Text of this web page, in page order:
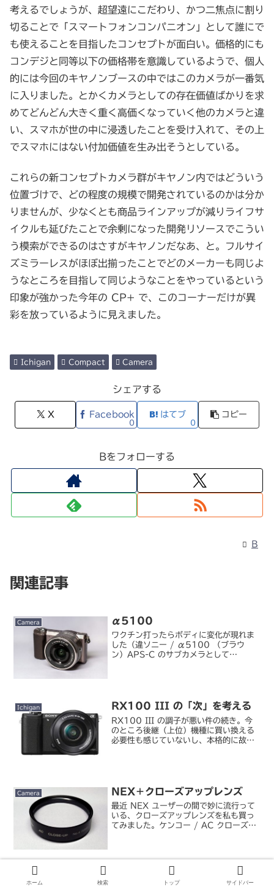
考えるでしょうが、超望遠にこだわり、かつ二焦点に割り
切ることで「スマートフォンコンパニオン」として誰にで
も使えることを目指したコンセプトが面白い。価格的にも
コンデジと同等以下の価格帯を意識しているようで、個人
的には今回のキヤノンブースの中ではこのカメラが一番気
に入りました。とかくカメラとしての存在価値ばかりを求
めてどんどん大きく重く高価くなっていく他のカメラと違
い、スマホが世の中に浸透したことを受け入れて、その上
でスマホにはない付加価値を生み出そうとしている。
これらの新コンセプトカメラ群がキヤノン内ではどういう
位置づけで、どの程度の規模で開発されているのかは分か
りませんが、少なくとも商品ラインアップが減りライフサ
イクルも延びたことで余剰になった開発リソースでこうい
う模索ができるのはさすがキヤノンだなあ、と。フルサイ
ズミラーレスがほぼ出揃ったことでどのメーカーも同じよ
うなところを目指して同じようなことをやっているという
印象が強かった今年の CP+ で、このコーナーだけが異
彩を放っているように見えました。
Ichigan Compact Camera
シェアする
X Facebook
0
はてブ
0
コピー
Bをフォローする
B
関連記事
Camera α5100
ワクチン打ったらボディに変化が現れま
した（違ソニー / α5100 （ブラウ
ン）APS-C のサブカメラとして
Ichigan RX100 III の「次」を考える
RX100 III の調子が悪い件の続き。今
のところ後継（上位）機種に買い換える
必要性も感じていないし、本格的に故障
Camera NEX＋クローズアップレンズ
最近 NEX ユーザーの間で妙に流行って
いる、クローズアップレンズを私も買っ
てみました。ケンコー / AC クローズア
OLYMPUS E-510/E-410
ホーム 検索 トップ サイドバー